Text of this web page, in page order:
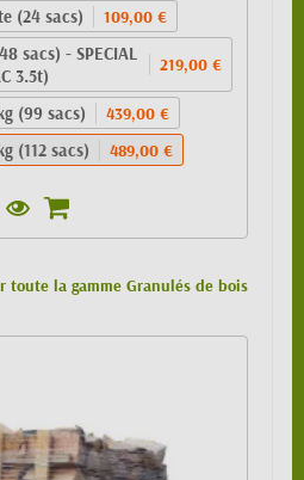
(24 sacs) 109,00 €
sacs) - SPECIAL
3.5t)
219,00 €
(99 sacs) 439,00 €
(112 sacs) 489,00 €
toute la gamme Granulés de bois